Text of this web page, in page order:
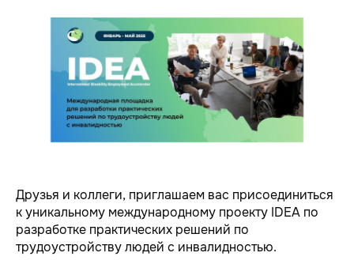
Друзья и коллеги, приглашаем вас присоединиться
к уникальному международному проекту IDEA по
разработке практических решений по
трудоустройству людей с инвалидностью.